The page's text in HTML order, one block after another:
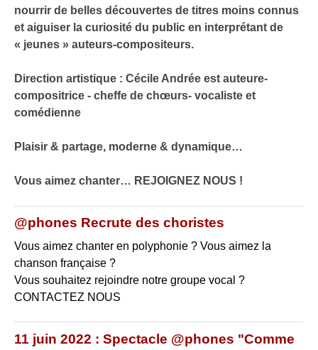
nourrir de belles découvertes de titres moins connus
et aiguiser la curiosité du public en interprétant de
« jeunes » auteurs-compositeurs.
Direction artistique : Cécile Andrée est auteure-
compositrice - cheffe de chœurs- vocaliste et
comédienne
Plaisir & partage, moderne & dynamique…
Vous aimez chanter… REJOIGNEZ NOUS !
@phones Recrute des choristes
Vous aimez chanter en polyphonie ? Vous aimez la
chanson française ?
Vous souhaitez rejoindre notre groupe vocal ?
CONTACTEZ NOUS
11 juin 2022 : Spectacle @phones "Comme